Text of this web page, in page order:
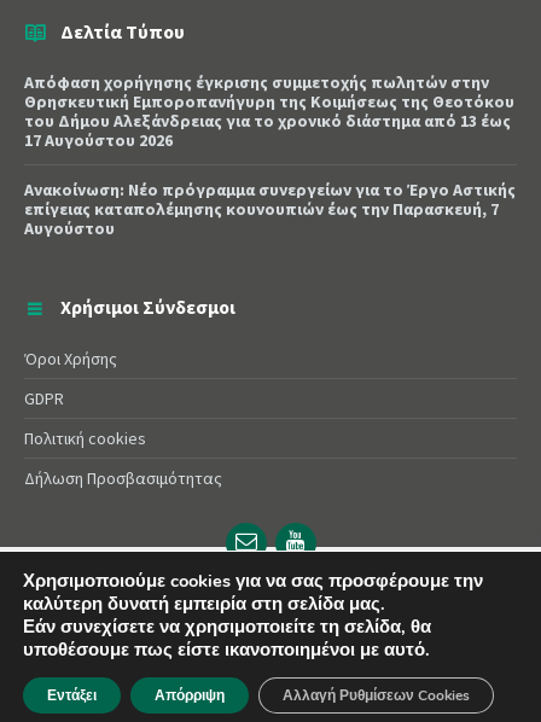
Δελτία Τύπου
Απόφαση χορήγησης έγκρισης συμμετοχής πωλητών στην
Θρησκευτική Εμποροπανήγυρη της Κοιμήσεως της Θεοτόκου
του Δήμου Αλεξάνδρειας για το χρονικό διάστημα από 13 έως
17 Αυγούστου 2026
Ανακοίνωση: Νέο πρόγραμμα συνεργείων για το Έργο Αστικής
επίγειας καταπολέμησης κουνουπιών έως την Παρασκευή, 7
Αυγούστου
Χρήσιμοι Σύνδεσμοι
Όροι Χρήσης
GDPR
Πολιτική cookies
Δήλωση Προσβασιμότητας
Email
url
YouTube
url
© 2025 Δήμος Αλεξάνδρειας | Powered byApogee
Χρησιμοποιούμε cookies για να σας προσφέρουμε την
καλύτερη δυνατή εμπειρία στη σελίδα μας.
Εάν συνεχίσετε να χρησιμοποιείτε τη σελίδα, θα
υποθέσουμε πως είστε ικανοποιημένοι με αυτό.
Εντάξει Απόρριψη Αλλαγή Ρυθμίσεων Cookies